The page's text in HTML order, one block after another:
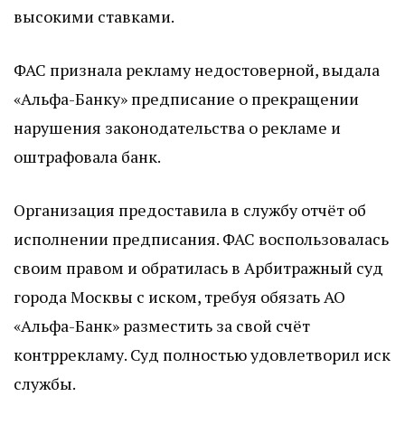
высокими ставками.
ФАС признала рекламу недостоверной, выдала
«Альфа-Банку» предписание о прекращении
нарушения законодательства о рекламе и
оштрафовала банк.
Организация предоставила в службу отчёт об
исполнении предписания. ФАС воспользовалась
своим правом и обратилась в Арбитражный суд
города Москвы с иском, требуя обязать АО
«Альфа-Банк» разместить за свой счёт
контррекламу. Суд полностью удовлетворил иск
службы.